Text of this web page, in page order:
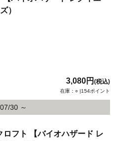
）
3,080円 (税込)
在庫：○ |154ポイント
30 ～
フト 【バイオハザード レ